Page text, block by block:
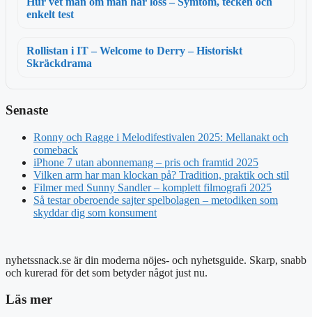
enkelt test
Rollistan i IT – Welcome to Derry – Historiskt
Skräckdrama
Senaste
Ronny och Ragge i Melodifestivalen 2025: Mellanakt och
comeback
iPhone 7 utan abonnemang – pris och framtid 2025
Vilken arm har man klockan på? Tradition, praktik och stil
Filmer med Sunny Sandler – komplett filmografi 2025
Så testar oberoende sajter spelbolagen – metodiken som
skyddar dig som konsument
nyhetssnack.se är din moderna nöjes- och nyhetsguide. Skarp, snabb
och kurerad för det som betyder något just nu.
Läs mer